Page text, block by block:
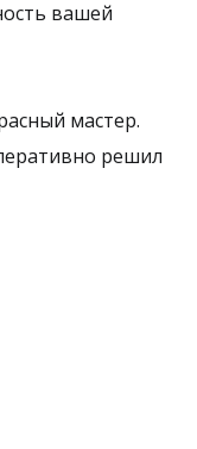
вашей
мастер.
решил